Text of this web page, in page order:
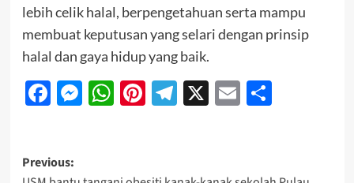
lebih celik halal, berpengetahuan serta mampu
membuat keputusan yang selari dengan prinsip
halal dan gaya hidup yang baik.
Facebook
Messenger
WhatsApp
Pinterest
Telegram
X EmailShare
Previous: